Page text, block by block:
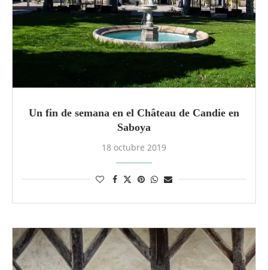
Un fin de semana en el Château de Candie en
Saboya
18 octubre 2019